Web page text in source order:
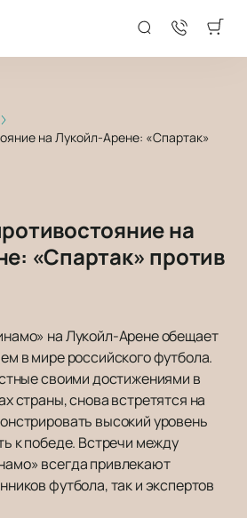
на Лукойл-Арене: «Спартак»
на
«Спартак» против
на Лукойл-Арене обещает
в мире российского футбола.
своими достижениями в
страны, снова встретятся на
высокий уровень
к победе. Встречи между
всегда привлекают
футбола, так и экспертов